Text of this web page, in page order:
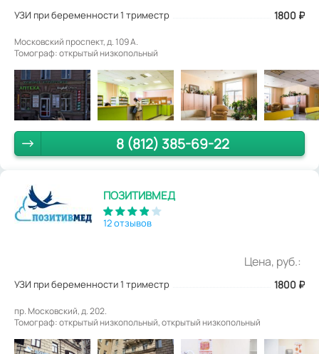
УЗИ при беременности 1 триместр 1800 ₽
Московский проспект, д. 109 А.
Томограф: открытый низкопольный
8 (812) 385-69-22
ПОЗИТИВМЕД
12 отзывов
Цена, руб.:
УЗИ при беременности 1 триместр 1800 ₽
пр. Московский, д. 202.
Томограф: открытый низкопольный, открытый низкопольный